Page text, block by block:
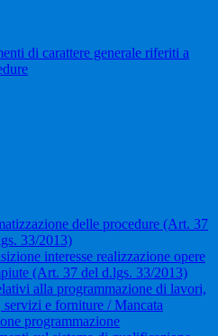
di carattere generale riferiti a
delle procedure (Art. 37
33/2013)
interesse realizzazione opere
(Art. 37 del d.lgs. 33/2013)
alla programmazione di lavori,
servizi e forniture / Mancata
programmazione